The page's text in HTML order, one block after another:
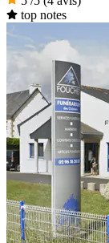
top notes